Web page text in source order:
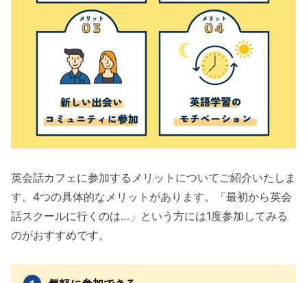
英会話カフェに参加するメリットについてご紹介いたしま
す。4つの具体的なメリットがあります。「最初から英会
話スクールに行くのは…」という方には1度参加してみる
のがおすすめです。